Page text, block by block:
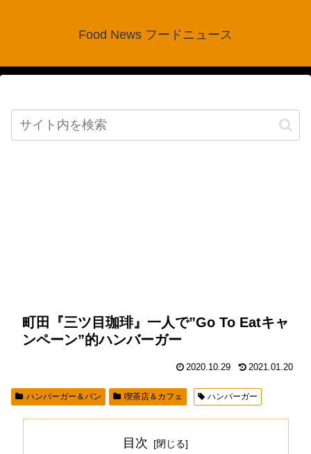
Food News フードニュース
町田『三ツ目珈琲』一人で”Go To Eatキャ
ンペーン”的ハンバーガー
2020.10.29 2021.01.20
ハンバーガー＆パン 喫茶店＆カフェ ハンバーガー
目次